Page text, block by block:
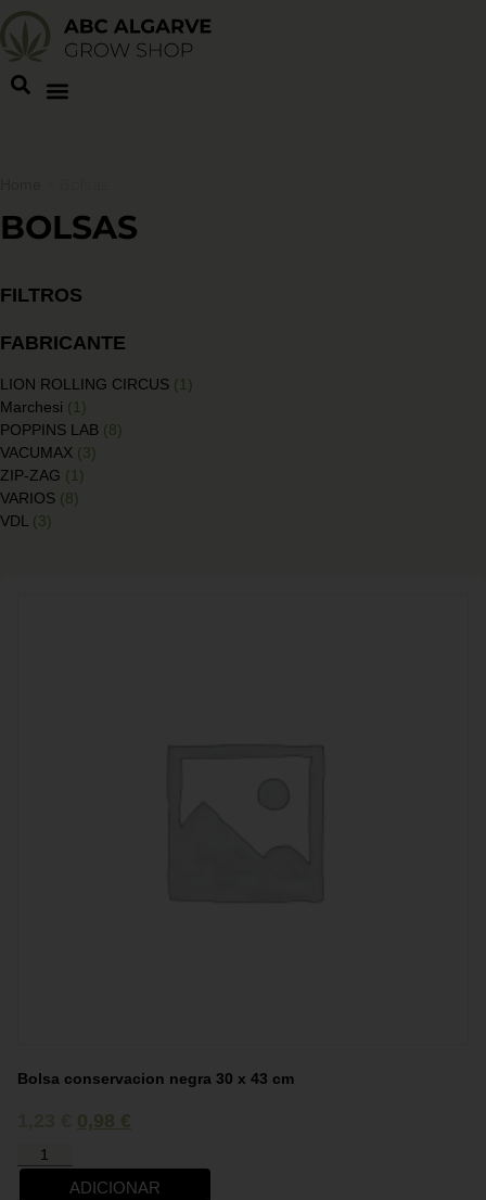
BOLSAS
FILTROS
FABRICANTE
LION ROLLING CIRCUS (1)
Marchesi (1)
POPPINS LAB (8)
VACUMAX (3)
ZIP-ZAG (1)
VARIOS (8)
VDL (3)
Bolsa conservacion negra 30 x 43 cm
0,98 €
ADICIONAR